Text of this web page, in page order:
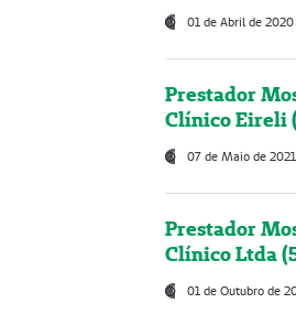
01 de Abril de 2020
Prestador
Clínico Eireli
07 de Maio de 2021
Prestador
Clínico Ltda
01 de Outubro de